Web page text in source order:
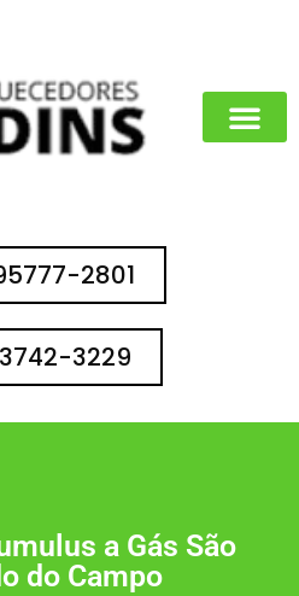
2801
3229
a Gás São
do Campo